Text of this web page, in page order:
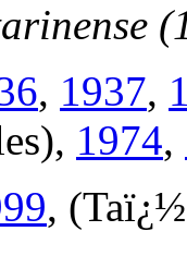
, 1937,
1974,
,